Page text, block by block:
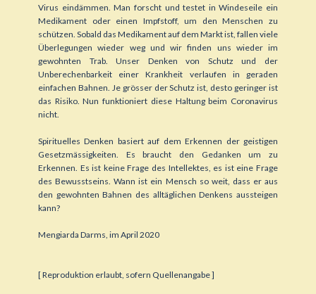
Virus eindämmen. Man forscht und testet in Windeseile ein
Medikament oder einen Impfstoff, um den Menschen zu
schützen. Sobald das Medikament auf dem Markt ist, fallen viele
Überlegungen wieder weg und wir finden uns wieder im
gewohnten Trab. Unser Denken von Schutz und der
Unberechenbarkeit einer Krankheit verlaufen in geraden
einfachen Bahnen. Je grösser der Schutz ist, desto geringer ist
das Risiko. Nun funktioniert diese Haltung beim Coronavirus
nicht.
Spirituelles Denken basiert auf dem Erkennen der geistigen
Gesetzmässigkeiten. Es braucht den Gedanken um zu
Erkennen. Es ist keine Frage des Intellektes, es ist eine Frage
des Bewusstseins. Wann ist ein Mensch so weit, dass er aus
den gewohnten Bahnen des alltäglichen Denkens aussteigen
kann?
Mengiarda Darms, im April 2020
[ Reproduktion erlaubt, sofern Quellenangabe ]